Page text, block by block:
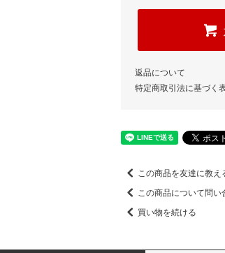
返品について
特定商取引法に基づく
この商品を友達に教え
この商品について問い
買い物を続ける